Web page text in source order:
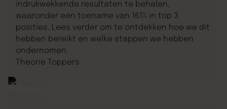
indrukwekkende resultaten te behalen,
waaronder een toename van 161% in top 3
posities. Lees verder om te ontdekken hoe we dit
hebben bereikt en welke stappen we hebben
ondernomen.
Theorie Toppers